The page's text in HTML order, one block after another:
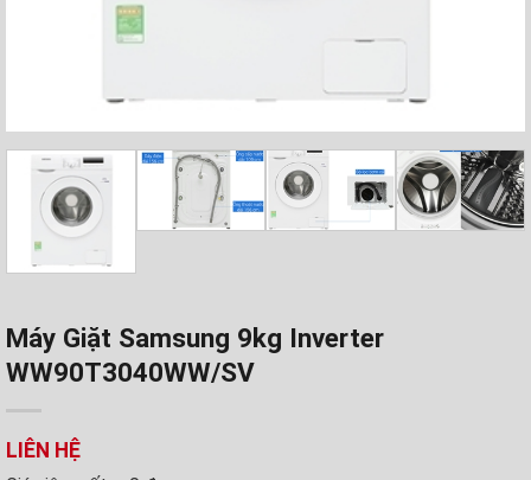
Máy Giặt Samsung 9kg Inverter
WW90T3040WW/SV
LIÊN HỆ